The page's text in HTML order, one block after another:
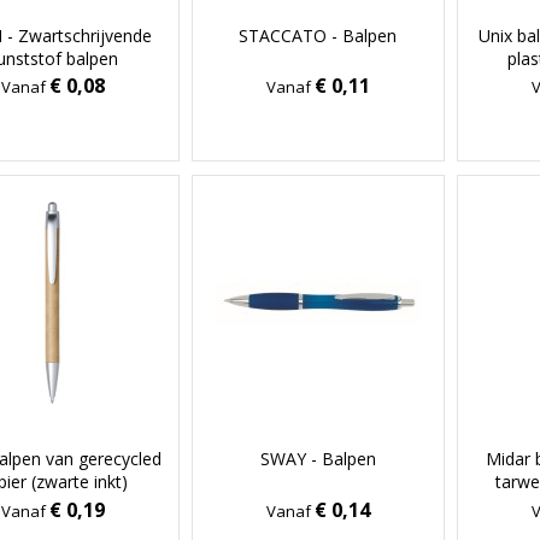
- Zwartschrijvende
balpen
Vanaf€ 0,08
STACCATO - Balpen
Vanaf€ 0,11
Unix
van gerecycled
(zwarte inkt)
Vanaf€ 0,19
SWAY - Balpen
Vanaf€ 0,14
Midar